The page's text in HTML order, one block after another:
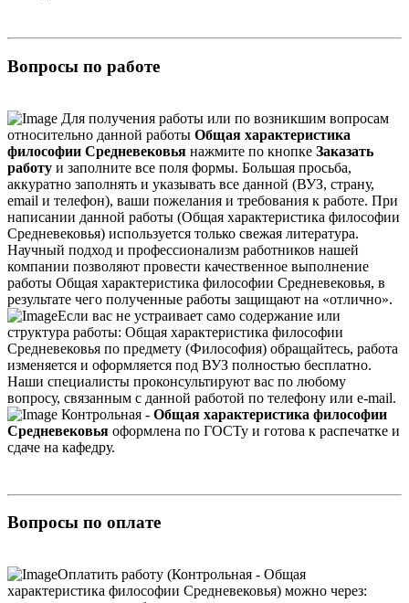
Вопросы по работе
Для получения работы или по возникшим вопросам
относительно данной работы Общая характеристика
философии Средневековья нажмите по кнопке Заказать
работу и заполните все поля формы. Большая просьба,
аккуратно заполнять и указывать все данной (ВУЗ, страну,
email и телефон), ваши пожелания и требования к работе. При
написании данной работы (Общая характеристика философии
Средневековья) используется только свежая литература.
Научный подход и профессионализм работников нашей
компании позволяют провести качественное выполнение
работы Общая характеристика философии Средневековья, в
результате чего полученные работы защищают на «отлично».
Если вас не устраивает само содержание или
структура работы: Общая характеристика философии
Средневековья по предмету (Философия) обращайтесь, работа
изменяется и оформляется под ВУЗ полностью бесплатно.
Наши специалисты проконсультируют вас по любому
вопросу, связанным с данной работой по телефону или e-mail.
Контрольная - Общая характеристика философии
Средневековья оформлена по ГОСТу и готова к распечатке и
сдаче на кафедру.
Вопросы по оплате
Оплатить работу (Контрольная - Общая
характеристика философии Средневековья) можно через: